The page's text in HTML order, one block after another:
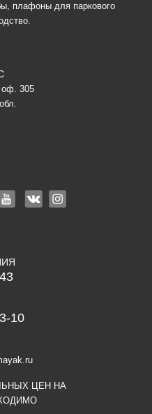
плафоны для паркового
оф. 305
10
ЦЕН НА